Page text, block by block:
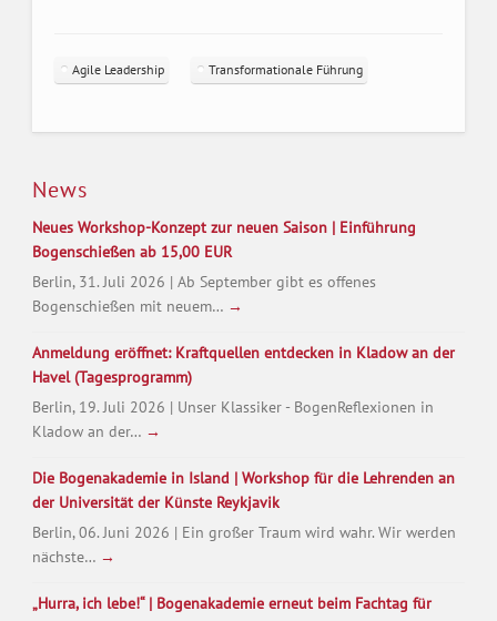
Agile Leadership Transformationale Führung
News
Neues Workshop-Konzept zur neuen Saison | Einführung
Bogenschießen ab 15,00 EUR
Berlin, 31. Juli 2026 | Ab September gibt es offenes
Bogenschießen mit neuem… →
Anmeldung eröffnet: Kraftquellen entdecken in Kladow an der
Havel (Tagesprogramm)
Berlin, 19. Juli 2026 | Unser Klassiker - BogenReflexionen in
Kladow an der… →
Die Bogenakademie in Island | Workshop für die Lehrenden an
der Universität der Künste Reykjavik
Berlin, 06. Juni 2026 | Ein großer Traum wird wahr. Wir werden
nächste… →
„Hurra, ich lebe!“ | Bogenakademie erneut beim Fachtag für